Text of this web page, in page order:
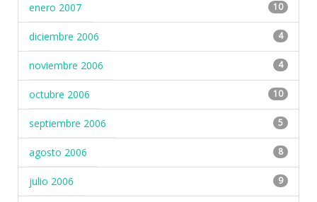
enero 2007 10
diciembre 2006 4
noviembre 2006 4
octubre 2006 10
septiembre 2006 5
agosto 2006 8
julio 2006 9